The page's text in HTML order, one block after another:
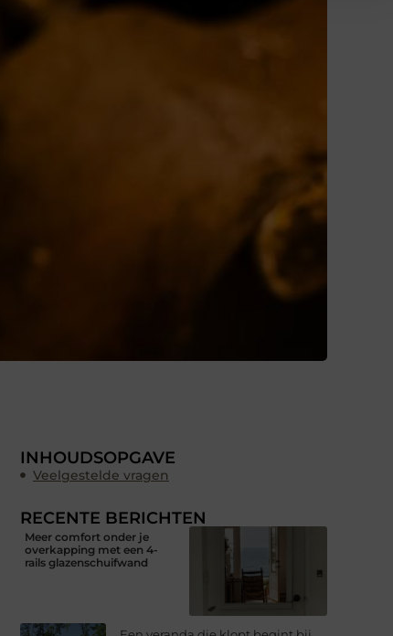
INHOUDSOPGAVE
Veelgestelde vragen
RECENTE BERICHTEN
Meer comfort onder je
overkapping met een 4-
rails glazenschuifwand